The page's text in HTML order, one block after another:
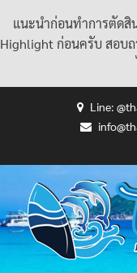
แนะนำก่อนทำการตัดสิ
Highlight ก่อนครับ สอบถ
Line: